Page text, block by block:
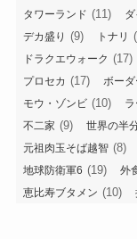
タワーランド (11)
デカ盛り (9) トナリ
ドラクエウォーク (17)
プロセカ (17) ボーダ
モウ・ゾンビ (10)
不二家 (9) 世界の半
元祖肉玉そば越智 (8)
地球防衛軍6 (19) 外
恵比寿ブタメン (10)